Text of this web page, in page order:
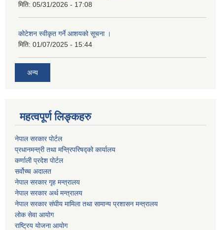
मिति: 05/31/2026 - 17:08
कोटेशन स्वीकृत गर्ने आशयको सूचना ।
मिति: 01/07/2025 - 15:44
अन्य
महत्वपूर्ण लिङ्कहरु
नेपाल सरकार पोर्टल
प्रधानमन्‍‍त्री तथा मन्‍त्रिपरिषद्को कार्यालय
कर्णाली प्रदेश पोर्टल
सर्वोच्‍च अदालत
नेपाल सरकार गृह मन्‍‍‍त्रालय
नेपाल सरकार अर्थ मन्‍त्रालय
नेपाल सरकार संघीय मामिला तथा सामान्य प्रशासन मन्‍त्रालय
लोक सेवा आयोग
राष्‍ट्रिय योजना आयोग